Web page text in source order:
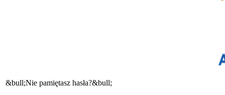
&bull;Nie pamiętasz hasła?&bull;